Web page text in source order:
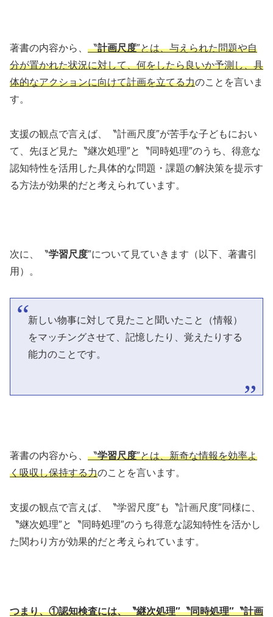
著書の内容から、 〝計画尺度″とは、与えられた問題や自
分が置かれた状況に対して、何をしたら良いか予測し、具
体的なアクションに向けて計画を立てる力のことを言いま
す。
支援の観点で言えば、〝計画尺度″が苦手な子どもにおい
て、先ほど見た〝継次処理″と〝同時処理″のうち、得意な
認知特性を活用した具体的な問題・課題の解決策を提示す
る方法が効果的だと考えられています。
次に、〝学習尺度″について見ていきます（以下、著書引
用）。
新しい物事に対して見たこと聞いたこと（情報）
をマッチングさせて、記憶したり、覚えたりする
能力のことです。
著書の内容から、 〝学習尺度″とは、新奇な情報を効率よ
く吸収し保持する力のことを言います。
支援の観点で言えば、〝学習尺度″も〝計画尺度″同様に、
〝継次処理″と〝同時処理″のうち得意な認知特性を活かし
た関わり方が効果的だと考えられています。
つまり、①認知検査には、〝継次処理″〝同時処理″〝計画